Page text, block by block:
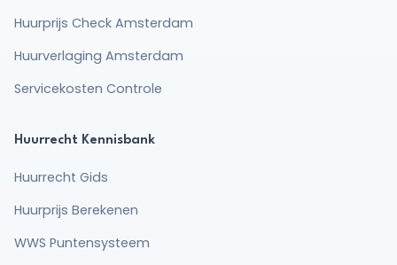
Huurprijs Check Amsterdam
Huurverlaging Amsterdam
Servicekosten Controle
Huurrecht Kennisbank
Huurrecht Gids
Huurprijs Berekenen
WWS Puntensysteem